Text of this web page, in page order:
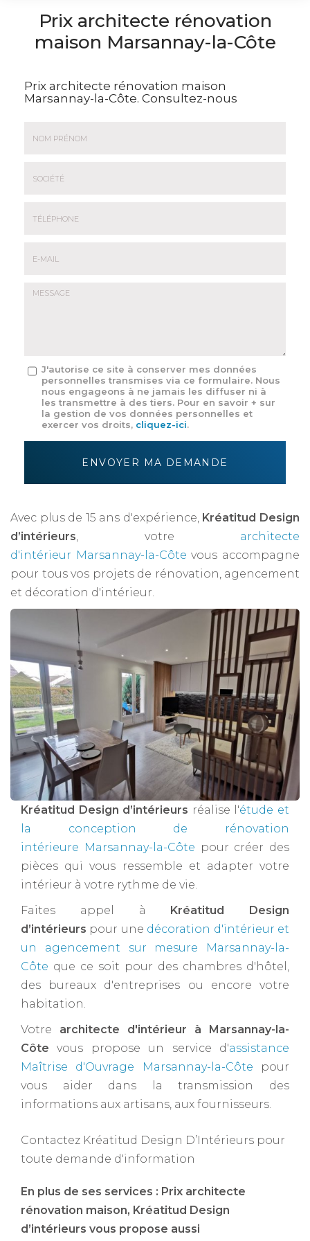
Prix architecte rénovation
maison Marsannay-la-Côte
Prix architecte rénovation maison
Marsannay-la-Côte. Consultez-nous
Message
J'autorise ce site à conserver mes données
personnelles transmises via ce formulaire. Nous
nous engageons à ne jamais les diffuser ni à
les transmettre à des tiers. Pour en savoir + sur
la gestion de vos données personnelles et
exercer vos droits, cliquez-ici.
Acceptation
ENVOYER MA DEMANDE
Avec plus de 15 ans d'expérience, Kréatitud Design
d’intérieurs, votre architecte
d'intérieur Marsannay-la-Côte vous accompagne
pour tous vos projets de rénovation, agencement
et décoration d'intérieur.
Kréatitud Design d’intérieurs réalise l'étude et
la conception de rénovation
intérieure Marsannay-la-Côte pour créer des
pièces qui vous ressemble et adapter votre
intérieur à votre rythme de vie.
Faites appel à
Kréatitud Design
d’intérieurs pour une décoration d'intérieur et
un agencement sur mesure Marsannay-la-
Côte que ce soit pour des chambres d'hôtel,
des bureaux d'entreprises ou encore votre
habitation.
Votre architecte d'intérieur à Marsannay-la-
Côte ​vous propose un service d'assistance
Maîtrise d'Ouvrage Marsannay-la-Côte pour
vous aider dans la transmission des
informations aux artisans, aux fournisseurs.
Contactez Kréatitud Design D’Intérieurs pour
toute demande d'information
En plus de ses services : Prix architecte
rénovation maison, Kréatitud Design
d’intérieurs vous propose aussi